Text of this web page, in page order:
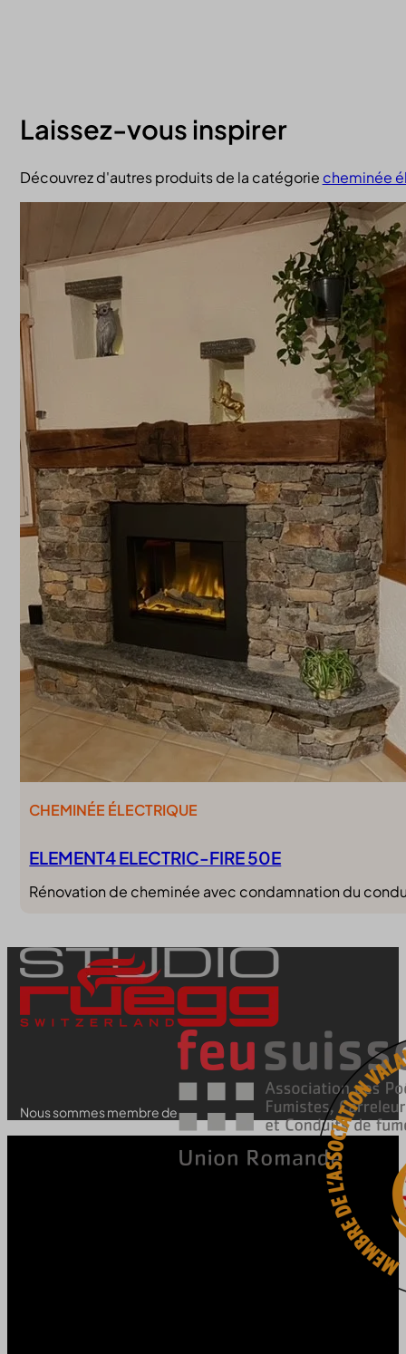
Laissez-vous inspirer
Découvrez d'autres produits de la catégorie cheminée
ELEMENT4 ELECTRIC-FIRE 50E
CHEMINÉE ÉLECTRIQUE
Rénovation de cheminée avec condamnation du
Nous sommes membre de